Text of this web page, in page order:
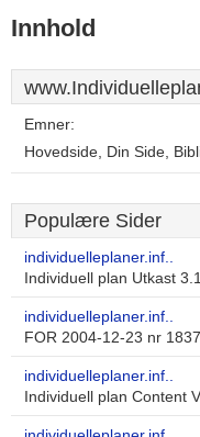
Innhold
Emner:
Hovedside, Din Side,
Populære Sider
individuelleplaner.inf..
Individuell plan Utkast
individuelleplaner.inf..
FOR 2004-12-23 nr
individuelleplaner.inf..
Individuell plan Content